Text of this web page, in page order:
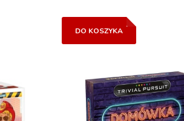
DO KOSZYKA